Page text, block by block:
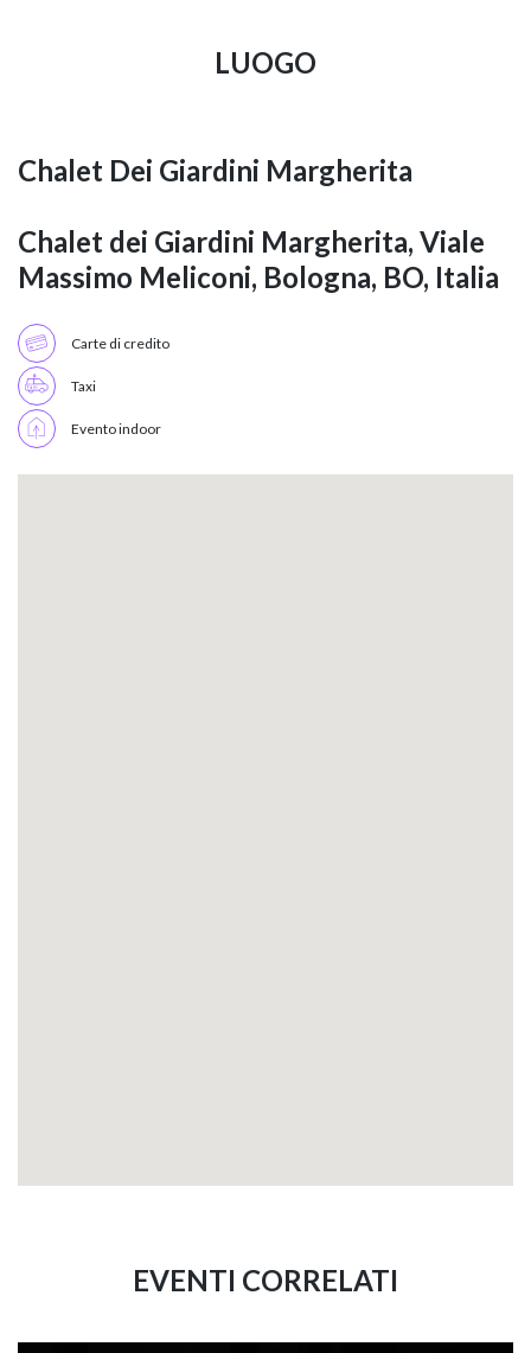
LUOGO
Chalet Dei Giardini Margherita
Chalet dei Giardini Margherita, Viale
Massimo Meliconi, Bologna, BO, Italia
Carte di credito
Taxi
Evento indoor
EVENTI CORRELATI